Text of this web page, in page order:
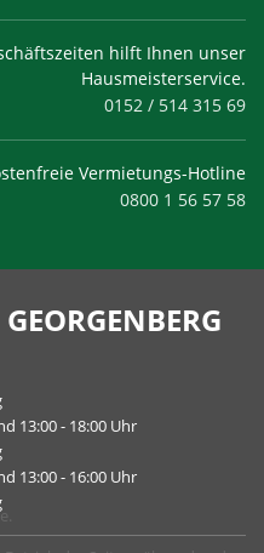
hilft Ihnen unser
Hausmeisterservice.
0152 / 514 315 69
Vermietungs-Hotline
0800 1 56 57 58
13:00 - 18:00 Uhr
13:00 - 16:00 Uhr